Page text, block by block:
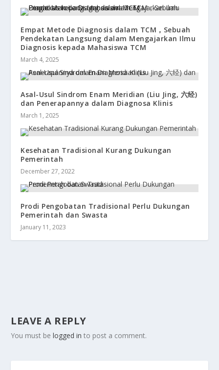
Empat Metode Diagnosis dalam TCM，Sebuah
Pendekatan Langsung dalam Mengajarkan Ilmu
Diagnosis kepada Mahasiswa TCM
March 4, 2025
Asal-Usul Sindrom Enam Meridian (Liu Jing, 六经)
dan Penerapannya dalam Diagnosa Klinis
March 1, 2025
Kesehatan Tradisional Kurang Dukungan
Pemerintah
December 27, 2022
Prodi Pengobatan Tradisional Perlu Dukungan
Pemerintah dan Swasta
January 11, 2023
LEAVE A REPLY
You must belogged in to post a comment.